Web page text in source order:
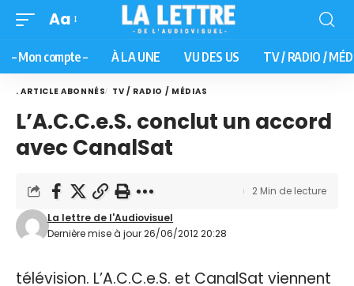
Aa
– Mon compte – À LA UNE VU DES US TV / RADIO /
. ARTICLE ABONNÉS TV / RADIO / MÉDIAS
L’A.C.C.e.S. conclut un accord
avec CanalSat
Dernière mise à jour 26/06/2012 20:28
La lettre de l'Audiovisuel
2 Min de lecture
télévision. L’A.C.C.e.S. et CanalSat viennent